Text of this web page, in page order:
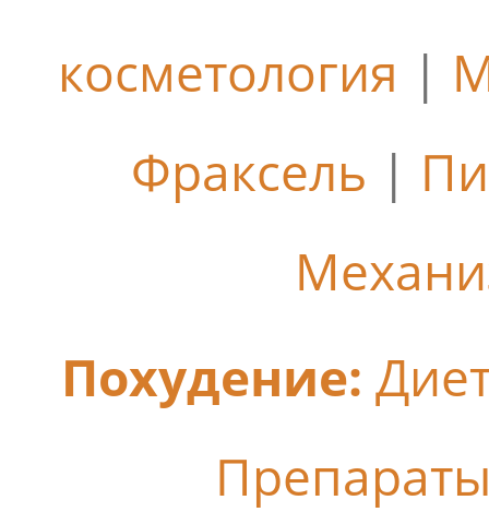
косметология |
Фраксель |
Похудение: